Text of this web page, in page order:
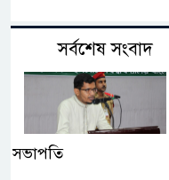
সর্বশেষ সংবাদ
সভাপতি